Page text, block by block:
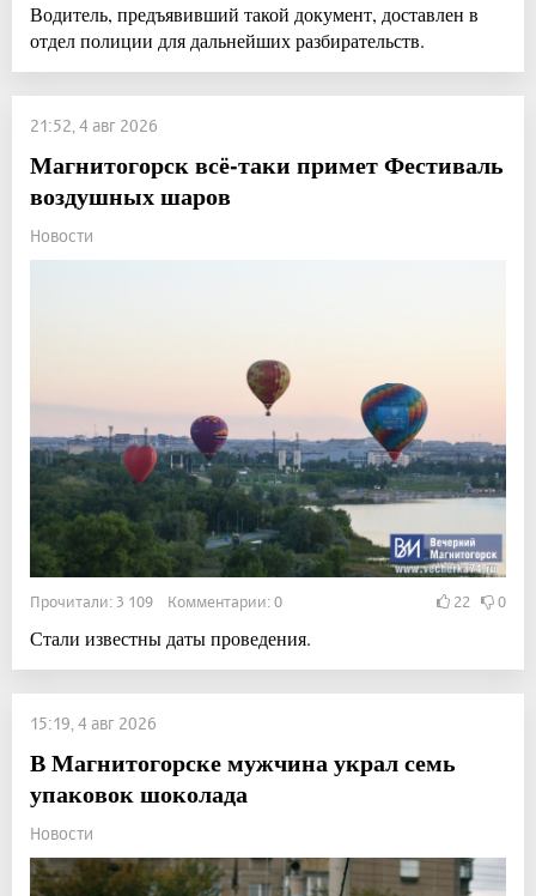
Водитель, предъявивший такой документ, доставлен в
отдел полиции для дальнейших разбирательств.
21:52, 4 авг 2026
Магнитогорск всё-таки примет Фестиваль
воздушных шаров
Новости
Прочитали: 3 109 Комментарии: 0 22 0
Стали известны даты проведения.
15:19, 4 авг 2026
В Магнитогорске мужчина украл семь
упаковок шоколада
Новости